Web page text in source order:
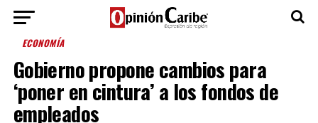
ECONOMÍA
Gobierno propone cambios para
‘poner en cintura’ a los fondos de
empleados